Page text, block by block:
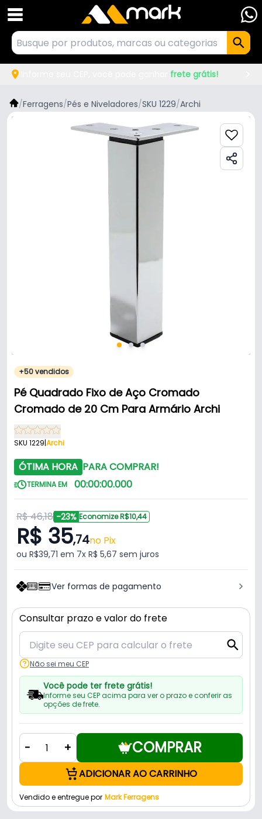
frete grátis!
/Ferragens/Pés e Niveladores/SKU 1229/Archi
+50 vendidos
Pé Quadrado Fixo de Aço Cromado
Cromado de 20 Cm Para Armário Archi
SKU 1229|Archi
ÓTIMA HORA PARA COMPRAR!
TERMINA EM 00:00:00.000
R$ 46,18 -23% Economize R$10,44
R$ 35,74no Pix
ou R$39,71 em 7x R$ 5,67 sem juros
Ver formas de pagamento
Consultar prazo e valor do frete
Não sei meu CEP
Você pode ter frete grátis!
Informe seu CEP acima para ver o prazo e conferir as
opções de frete.
- + COMPRAR
ADICIONAR AO CARRINHO
Vendido e entregue por Mark Ferragens